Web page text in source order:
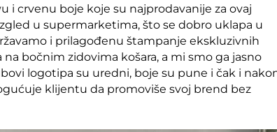
i crvenu boje koje su najprodavanije za ovaj
u supermarketima, što se dobro uklapa u
i prilagođenu štampanje ekskluzivnih
bočnim zidovima košara, a mi smo ga jasno
logotipa su uredni, boje su pune i čak i
klijentu da promoviše svoj brend bez